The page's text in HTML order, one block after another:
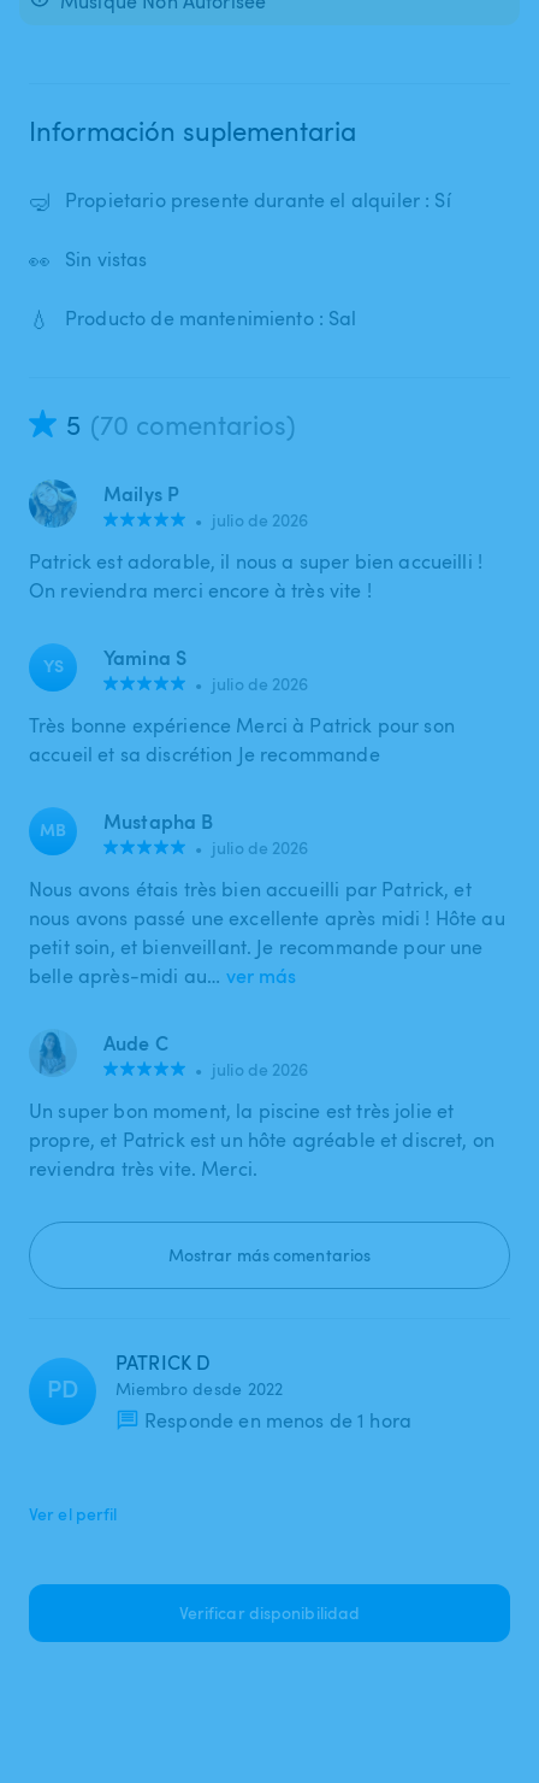
Información suplementaria
🤿 Propietario presente durante el alquiler : Sí
👀 Sin vistas
💧 Producto de mantenimiento : Sal
5 (70 comentarios)
Mailys P
• julio de 2026
Patrick est adorable, il nous a super bien accueilli !
On reviendra merci encore à très vite !
YS Yamina S
• julio de 2026
Très bonne expérience Merci à Patrick pour son
accueil et sa discrétion Je recommande
MB Mustapha B
• julio de 2026
Nous avons étais très bien accueilli par Patrick, et
nous avons passé une excellente après midi ! Hôte au
petit soin, et bienveillant. Je recommande pour une
belle après-midi au… ver más
Aude C
• julio de 2026
Un super bon moment, la piscine est très jolie et
propre, et Patrick est un hôte agréable et discret, on
reviendra très vite. Merci.
Mostrar más comentarios
PD
PATRICK D
Miembro desde 2022
Responde en menos de 1 hora
Ver el perfil
Verificar disponibilidad